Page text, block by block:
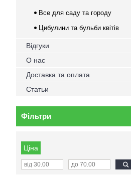
Все для саду та городу
Цибулини та бульби квітів
Відгуки
О нас
Доставка та оплата
Статьи
Фільтри
Ціна